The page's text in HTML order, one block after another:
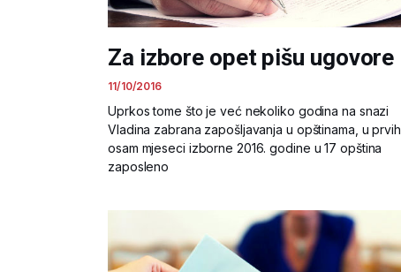
Za izbore opet pišu ugovore
11/10/2016
Uprkos tome što je već nekoliko godina na snazi
Vladina zabrana zapošljavanja u opštinama, u prvih
osam mjeseci izborne 2016. godine u 17 opština
zaposleno